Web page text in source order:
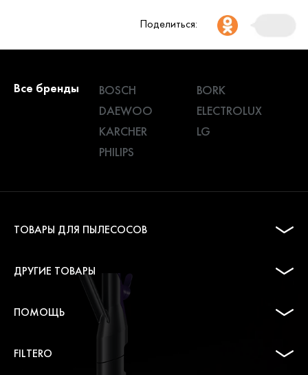
Поделиться:
Все бренды BOSCH
BORK
DAEWOO
ELECTROLUX
KARCHER
LG
PHILIPS
ТОВАРЫ ДЛЯ ПЫЛЕСОСОВ
ДРУГИЕ ТОВАРЫ
ПОМОЩЬ
FILTERO